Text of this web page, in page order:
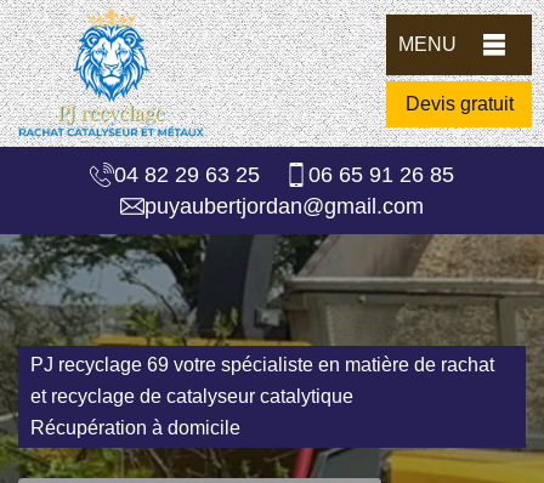
MENU
Devis gratuit
04 82 29 63 25
06 65 91 26 85
puyaubertjordan@gmail.com
PJ recyclage 69 votre spécialiste en matière de rachat
et recyclage de catalyseur catalytique
Récupération à domicile